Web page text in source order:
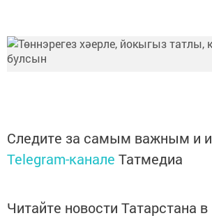
Следите за самым важным и
Telegram-канале Татмедиа
Читайте новости Татарстана в